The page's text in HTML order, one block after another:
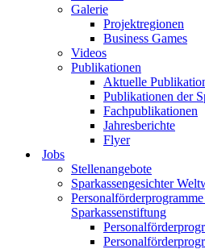
Galerie
Projektregionen
Business Games
Videos
Publikationen
Aktuelle
Publikationen der
Fachpublikationen
Jahresberichte
Flyer
Jobs
Stellenangebote
Sparkassengesichter
Sparkassenstiftung